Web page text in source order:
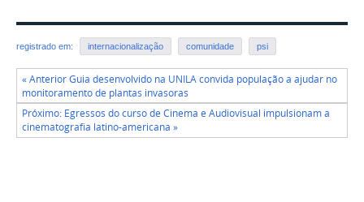
registrado em: internacionalização comunidade psi
« Anterior Guia desenvolvido na UNILA convida população a ajudar no
monitoramento de plantas invasoras
Próximo: Egressos do curso de Cinema e Audiovisual impulsionam a
cinematografia latino-americana »